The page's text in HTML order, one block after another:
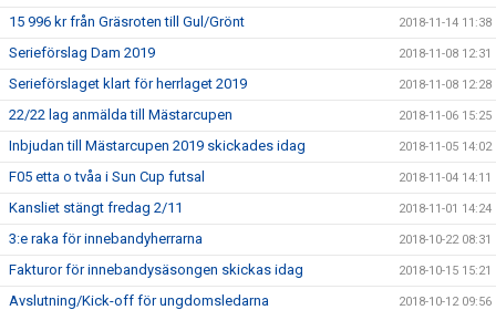
15 996 kr från Gräsroten till Gul/Grönt 2018-11-14 11:38
Serieförslag Dam 2019 2018-11-08 12:31
Serieförslaget klart för herrlaget 2019 2018-11-08 12:28
22/22 lag anmälda till Mästarcupen 2018-11-06 15:25
Inbjudan till Mästarcupen 2019 skickades idag 2018-11-05 14:02
F05 etta o tvåa i Sun Cup futsal 2018-11-04 14:11
Kansliet stängt fredag 2/11 2018-11-01 14:24
3:e raka för innebandyherrarna 2018-10-22 08:31
Fakturor för innebandysäsongen skickas idag 2018-10-15 15:21
Avslutning/Kick-off för ungdomsledarna 2018-10-12 09:56